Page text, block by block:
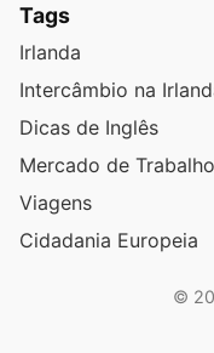
Tags
Irlanda
Intercâmbio na
Dicas de Inglês
Mercado de Trabalho
Viagens
Cidadania Europeia
©